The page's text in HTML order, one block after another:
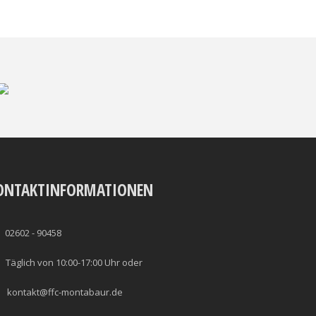
02602 - 90458
Täglich von 10:00-17:00 Uhr oder
kontakt@ffc-montabaur.de